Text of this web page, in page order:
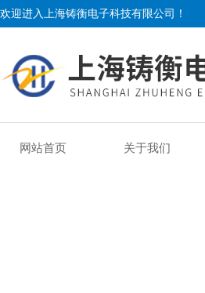
欢迎进入上海铸衡电子科技有限公司！
网站首页 关于我们